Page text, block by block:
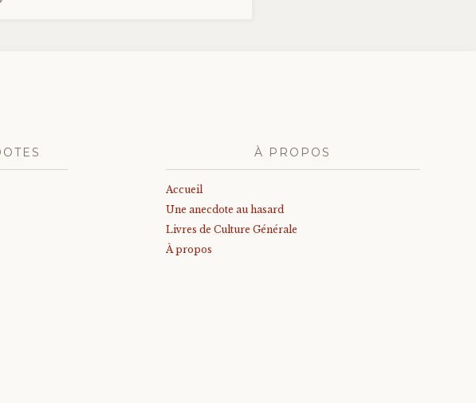
À PROPOS
Accueil
Une anecdote au hasard
Livres de Culture Générale
À propos